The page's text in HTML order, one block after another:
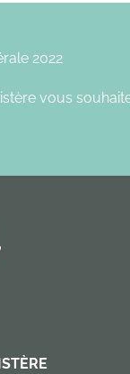
2022
vous